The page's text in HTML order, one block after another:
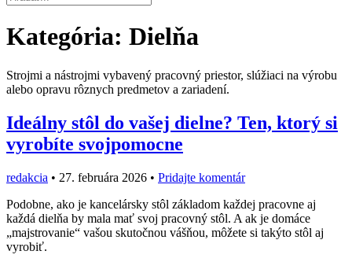
Kategória: Dielňa
Strojmi a nástrojmi vybavený pracovný priestor, slúžiaci na výrobu
alebo opravu rôznych predmetov a zariadení.
Ideálny stôl do vašej dielne? Ten, ktorý si
vyrobíte svojpomocne
redakcia • 27. februára 2026 • Pridajte komentár
Podobne, ako je kancelársky stôl základom každej pracovne aj
každá dielňa by mala mať svoj pracovný stôl. A ak je domáce
„majstrovanie“ vašou skutočnou vášňou, môžete si takýto stôl aj
vyrobiť.